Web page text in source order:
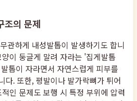
조의 문제
관하게 내성발톱이 발생하기도 합니
이 둥글게 말려 자라는 '집게발톱
톱이 자라면서 자연스럽게 피부를
다. 또한, 평발이나 발가락뼈가 튀어
인 문제도 보행 시 특정 부위에 압력